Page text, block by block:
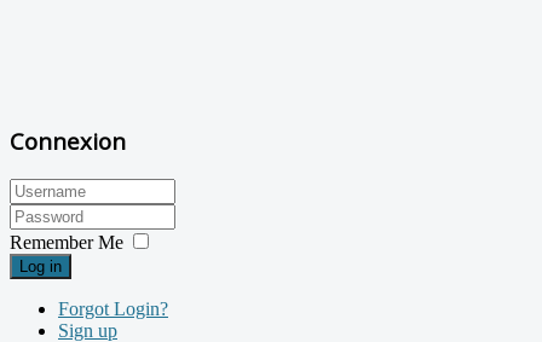
Connexion
Remember Me
Log in
Forgot Login?
Sign up